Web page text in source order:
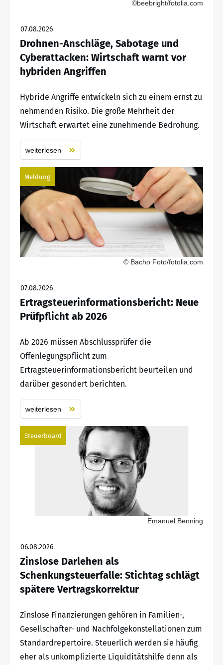
©beebright/fotolia.com
07.08.2026
Drohnen-Anschläge, Sabotage und
Cyberattacken: Wirtschaft warnt vor
hybriden Angriffen
Hybride Angriffe entwickeln sich zu einem ernst zu
nehmenden Risiko. Die große Mehrheit der
Wirtschaft erwartet eine zunehmende Bedrohung.
weiterlesen
Meldung
© Bacho Foto/fotolia.com
07.08.2026
Ertragsteuerinformationsbericht: Neue
Prüfpflicht ab 2026
Ab 2026 müssen Abschlussprüfer die
Offenlegungspflicht zum
Ertragsteuerinformationsbericht beurteilen und
darüber gesondert berichten.
weiterlesen
Steuerboard
Emanuel Benning
06.08.2026
Zinslose Darlehen als
Schenkungsteuerfalle: Stichtag schlägt
spätere Vertragskorrektur
Zinslose Finanzierungen gehören in Familien-,
Gesellschafter- und Nachfolgekonstellationen zum
Standardrepertoire. Steuerlich werden sie häufig
eher als unkomplizierte Liquiditätshilfe denn als